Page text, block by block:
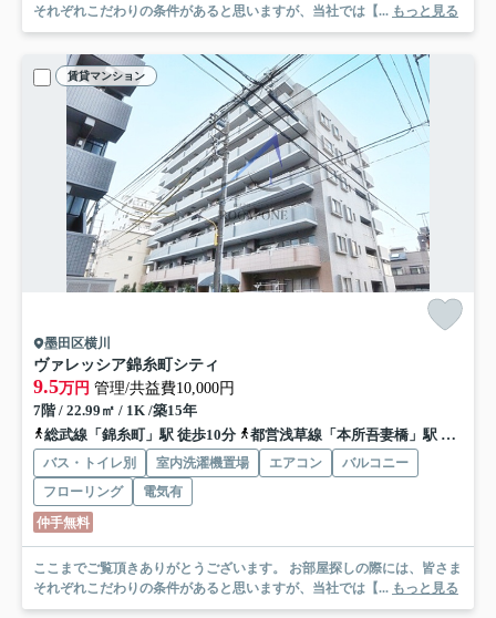
それぞれこだわりの条件があると思いますが、当社では【... もっと見る
賃貸マンション
墨田区横川
ヴァレッシア錦糸町シティ
9.5万円 管理/共益費10,000円
7階 / 22.99㎡ / 1K /築15年
総武線「錦糸町」駅 徒歩10分
都営浅草線「本所吾妻橋」駅 徒歩14分
バス・トイレ別 室内洗濯機置場 エアコン
バルコニー
フローリング
電気有
仲手無料
ここまでご覧頂きありがとうございます。 お部屋探しの際には、皆さま
それぞれこだわりの条件があると思いますが、当社では【... もっと見る